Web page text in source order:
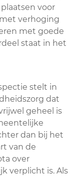
voor
verhoging
met goede
staat in het
stelt in
dat
geheel is
dan bij het
van de
over
verplicht is. Als